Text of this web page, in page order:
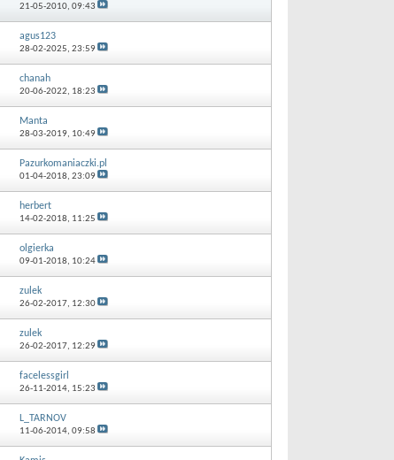
21-05-2010, 09:43
agus123
28-02-2025, 23:59
chanah
20-06-2022, 18:23
Manta
28-03-2019, 10:49
Pazurkomaniaczki.pl
01-04-2018, 23:09
herbert
14-02-2018, 11:25
olgierka
09-01-2018, 10:24
zulek
26-02-2017, 12:30
zulek
26-02-2017, 12:29
facelessgirl
26-11-2014, 15:23
L_TARNOV
11-06-2014, 09:58